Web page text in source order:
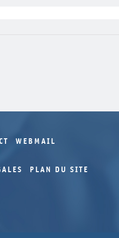
WEBMAIL
PLAN DU SITE